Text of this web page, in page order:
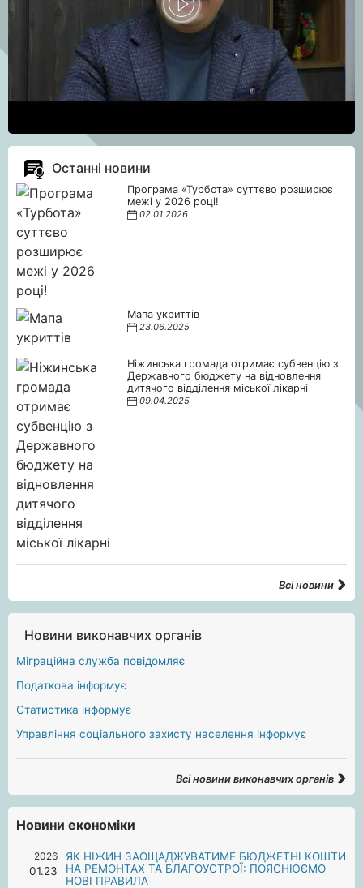
Останні новини
Програма «Турбота» суттєво розширює
межі у 2026 році!
02.01.2026
Мапа укриттів
23.06.2025
Ніжинська громада отримає субвенцію з
Державного бюджету на відновлення
дитячого відділення міської лікарні
09.04.2025
Всі новини
Новини виконавчих органів
Міграційна служба повідомляє
Податкова інформує
Статистика інформує
Управління соціального захисту населення інформує
Всі новини виконавчих органів
Новини економіки
2026
01.23
ЯК НІЖИН ЗАОЩАДЖУВАТИМЕ БЮДЖЕТНІ КОШТИ
НА РЕМОНТАХ ТА БЛАГОУСТРОЇ: ПОЯСНЮЄМО
НОВІ ПРАВИЛА